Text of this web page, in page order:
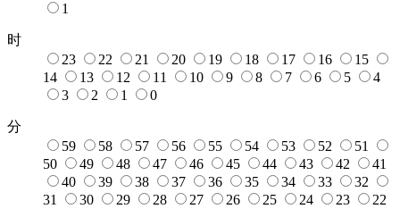
1
时
23
22 21 20 19 18 17 16
15
14
13 12 11 10 9 8 7 6 5
4
3
2 1 0
分
59
58 57 56 55 54 53 52
51
50
49 48 47 46 45 44 43 42
41
40
39 38 37 36 35 34 33
32
31
30 29 28 27 26 25 24 23
22